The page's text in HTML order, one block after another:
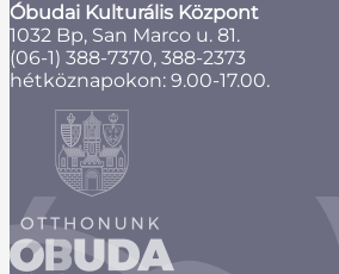
Óbudai Kulturális Központ
1032 Bp, San Marco u. 81.
(06-1) 388-7370, 388-2373
hétköznapokon: 9.00-17.00.